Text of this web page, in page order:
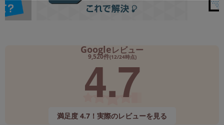
Googleレビュー
9,520件(12/24時点)
4.7
満足度 4.7！実際のレビューを見る